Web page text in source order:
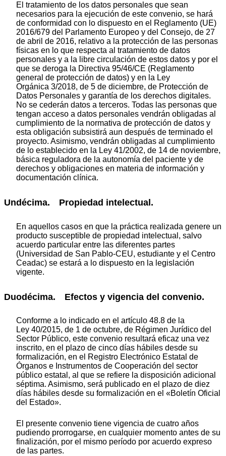
El tratamiento de los datos personales que sean
necesarios para la ejecución de este convenio, se hará
de conformidad con lo dispuesto en el Reglamento (UE)
2016/679 del Parlamento Europeo y del Consejo, de 27
de abril de 2016, relativo a la protección de las personas
físicas en lo que respecta al tratamiento de datos
personales y a la libre circulación de estos datos y por el
que se deroga la Directiva 95/46/CE (Reglamento
general de protección de datos) y en la Ley
Orgánica 3/2018, de 5 de diciembre, de Protección de
Datos Personales y garantía de los derechos digitales.
No se cederán datos a terceros. Todas las personas que
tengan acceso a datos personales vendrán obligadas al
cumplimiento de la normativa de protección de datos y
esta obligación subsistirá aun después de terminado el
proyecto. Asimismo, vendrán obligadas al cumplimiento
de lo establecido en la Ley 41/2002, de 14 de noviembre,
básica reguladora de la autonomía del paciente y de
derechos y obligaciones en materia de información y
documentación clínica.
Undécima. Propiedad intelectual.
En aquellos casos en que la práctica realizada genere un
producto susceptible de propiedad intelectual, salvo
acuerdo particular entre las diferentes partes
(Universidad de San Pablo-CEU, estudiante y el Centro
Ceadac) se estará a lo dispuesto en la legislación
vigente.
Duodécima. Efectos y vigencia del convenio.
Conforme a lo indicado en el artículo 48.8 de la
Ley 40/2015, de 1 de octubre, de Régimen Jurídico del
Sector Público, este convenio resultará eficaz una vez
inscrito, en el plazo de cinco días hábiles desde su
formalización, en el Registro Electrónico Estatal de
Órganos e Instrumentos de Cooperación del sector
público estatal, al que se refiere la disposición adicional
séptima. Asimismo, será publicado en el plazo de diez
días hábiles desde su formalización en el «Boletín Oficial
del Estado».
El presente convenio tiene vigencia de cuatro años
pudiendo prorrogarse, en cualquier momento antes de su
finalización, por el mismo período por acuerdo expreso
de las partes.